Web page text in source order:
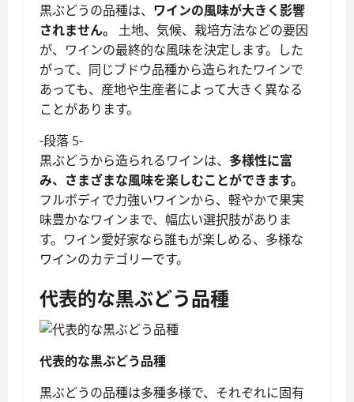
黒ぶどうの品種は、 ワインの風味が大きく影響
されません。
土地、気候、栽培方法などの要因
が、ワインの最終的な風味を決定します。した
がって、同じブドウ品種から造られたワインで
あっても、産地や生産者によって大きく異なる
ことがあります。
-段落 5-
黒ぶどうから造られるワインは、 多様性に富
み、さまざまな風味を楽しむことができます。
フルボディで力強いワインから、軽やかで果実
味豊かなワインまで、幅広い選択肢がありま
す。ワイン愛好家なら誰もが楽しめる、多様な
ワインのカテゴリーです。
代表的な黒ぶどう品種
代表的な黒ぶどう品種
黒ぶどうの品種は多種多様で、それぞれに固有